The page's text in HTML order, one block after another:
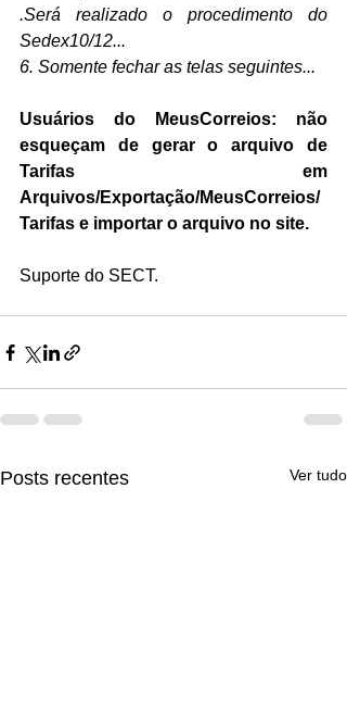
.Será realizado o procedimento do
Sedex10/12...
6. Somente fechar as telas seguintes...
Usuários do MeusCorreios: não
esqueçam de gerar o arquivo de
Tarifas em
Arquivos/Exportação/MeusCorreios/
Tarifas e importar o arquivo no site.
Suporte do SECT.
Posts recentes Ver tudo